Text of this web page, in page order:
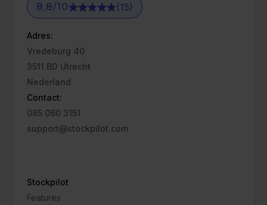
8,8/10 (15)
Adres:
Vredeburg 40
3511 BD Utrecht
Nederland
Contact:
085 060 3151
support@stockpilot.com
Stockpilot
Features